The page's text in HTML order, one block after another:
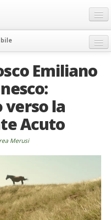
Emiliano
verso la
Acuto
Merusi